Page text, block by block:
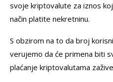
svoje kriptovalute za iznos
način platite nekretninu.
S obzirom na to da broj
verujemo da će primena biti
plaćanje kriptovalutama